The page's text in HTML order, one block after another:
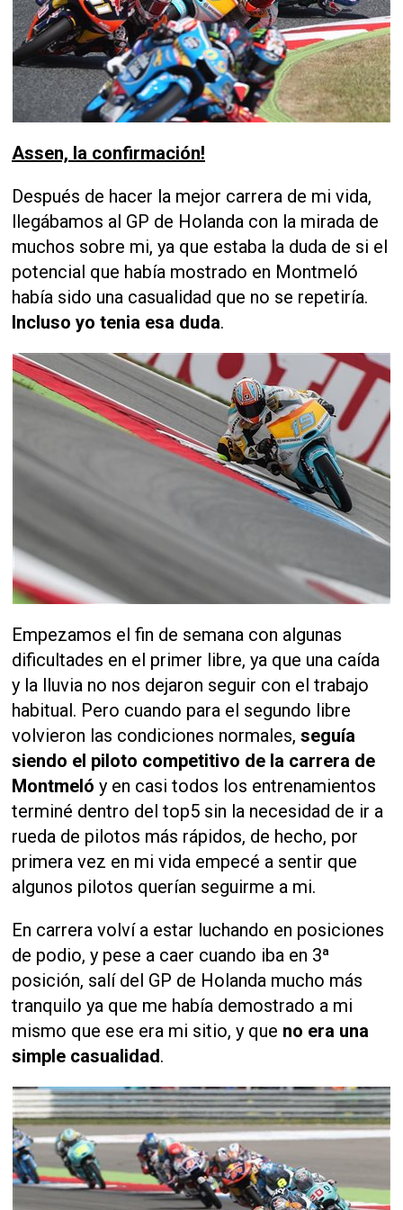
Assen, la confirmación!
Después de hacer la mejor carrera de mi vida,
llegábamos al GP de Holanda con la mirada de
muchos sobre mi, ya que estaba la duda de si el
potencial que había mostrado en Montmeló
había sido una casualidad que no se repetiría.
Incluso yo tenia esa duda.
Empezamos el fin de semana con algunas
dificultades en el primer libre, ya que una caída
y la lluvia no nos dejaron seguir con el trabajo
habitual. Pero cuando para el segundo libre
volvieron las condiciones normales, seguía
siendo el piloto competitivo de la carrera de
Montmeló y en casi todos los entrenamientos
terminé dentro del top5 sin la necesidad de ir a
rueda de pilotos más rápidos, de hecho, por
primera vez en mi vida empecé a sentir que
algunos pilotos querían seguirme a mi.
En carrera volví a estar luchando en posiciones
de podio, y pese a caer cuando iba en 3ª
posición, salí del GP de Holanda mucho más
tranquilo ya que me había demostrado a mi
mismo que ese era mi sitio, y que no era una
simple casualidad.